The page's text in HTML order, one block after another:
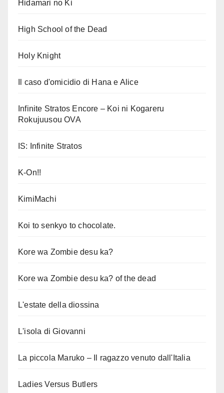
Hidamari no Ki
High School of the Dead
Holy Knight
Il caso d'omicidio di Hana e Alice
Infinite Stratos Encore – Koi ni Kogareru
Rokujuusou OVA
IS: Infinite Stratos
K-On!!
KimiMachi
Koi to senkyo to chocolate.
Kore wa Zombie desu ka?
Kore wa Zombie desu ka? of the dead
L'estate della diossina
L'isola di Giovanni
La piccola Maruko – Il ragazzo venuto dall'Italia
Ladies Versus Butlers